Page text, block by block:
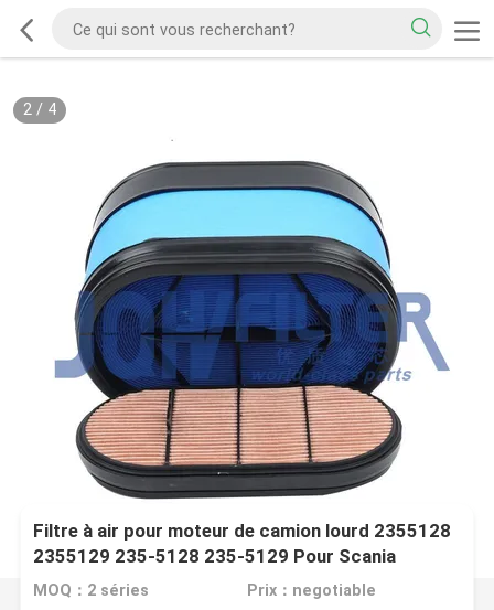
2/ 4
Filtre à air pour moteur de camion lourd 2355128
2355129 235-5128 235-5129 Pour Scania
MOQ：2 séries Prix：negotiable